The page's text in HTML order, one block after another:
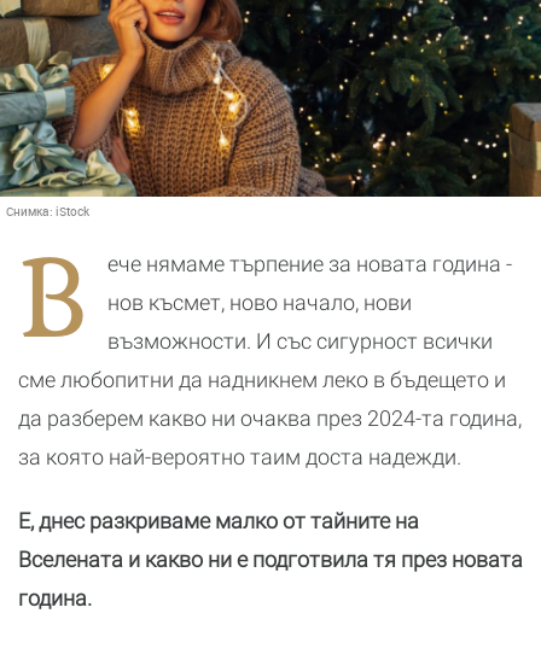
Снимка: iStock
В
ече нямаме търпение за новата година -
нов късмет, ново начало, нови
възможности. И със сигурност всички
сме любопитни да надникнем леко в бъдещето и
да разберем какво ни очаква през 2024-та година,
за която най-вероятно таим доста надежди.
Е, днес разкриваме малко от тайните на
Вселената и какво ни е подготвила тя през новата
година.